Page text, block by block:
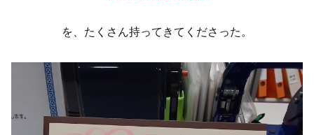
を、たくさん持ってきてくださった。